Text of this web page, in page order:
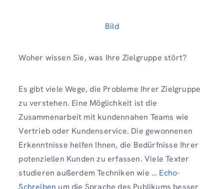
Bild
Woher wissen Sie, was Ihre Zielgruppe stört?
Es gibt viele Wege, die Probleme Ihrer Zielgruppe
zu verstehen. Eine Möglichkeit ist die
Zusammenarbeit mit kundennahen Teams wie
Vertrieb oder Kundenservice. Die gewonnenen
Erkenntnisse helfen Ihnen, die Bedürfnisse Ihrer
potenziellen Kunden zu erfassen. Viele Texter
studieren außerdem Techniken wie … Echo-